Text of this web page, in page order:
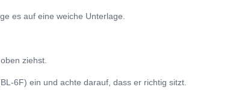
es auf eine weiche Unterlage.
ziehst.
6F) ein und achte darauf, dass er richtig sitzt.